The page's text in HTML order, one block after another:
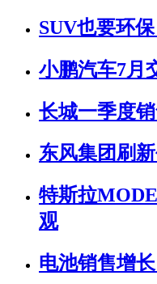
SUV也要环
小鹏汽车7月
长城一季度
东风集团刷
特斯拉
观
电池销售增